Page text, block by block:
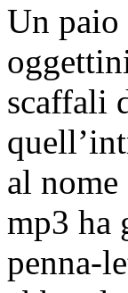
Un
scaffali
al
mp3 ha
penna-